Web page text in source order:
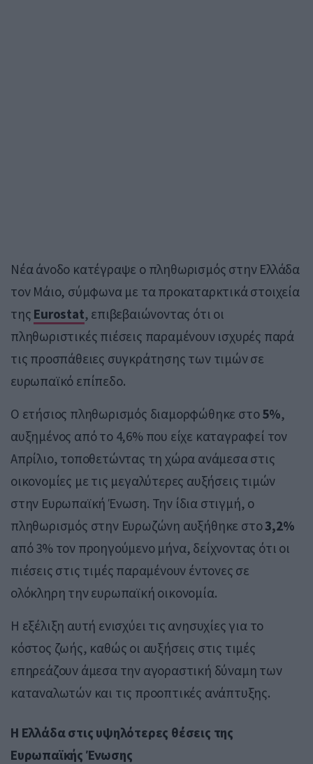
Νέα άνοδο κατέγραψε ο πληθωρισμός στην Ελλάδα
τον Μάιο, σύμφωνα με τα προκαταρκτικά στοιχεία
της Eurostat, επιβεβαιώνοντας ότι οι
πληθωριστικές πιέσεις παραμένουν ισχυρές παρά
τις προσπάθειες συγκράτησης των τιμών σε
ευρωπαϊκό επίπεδο.
Ο ετήσιος πληθωρισμός διαμορφώθηκε στο5%,
αυξημένος από το 4,6% που είχε καταγραφεί τον
Απρίλιο, τοποθετώντας τη χώρα ανάμεσα στις
οικονομίες με τις μεγαλύτερες αυξήσεις τιμών
στην Ευρωπαϊκή Ένωση. Την ίδια στιγμή, ο
πληθωρισμός στην Ευρωζώνη αυξήθηκε στο3,2%
από 3% τον προηγούμενο μήνα, δείχνοντας ότι οι
πιέσεις στις τιμές παραμένουν έντονες σε
ολόκληρη την ευρωπαϊκή οικονομία.
Η εξέλιξη αυτή ενισχύει τις ανησυχίες για το
κόστος ζωής, καθώς οι αυξήσεις στις τιμές
επηρεάζουν άμεσα την αγοραστική δύναμη των
καταναλωτών και τις προοπτικές ανάπτυξης.
Η Ελλάδα στις υψηλότερες θέσεις της
Ευρωπαϊκής Ένωσης